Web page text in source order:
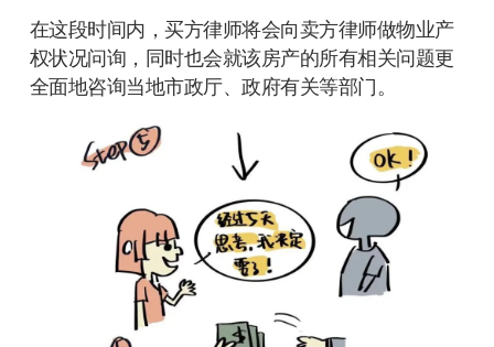
在这段时间内，买方律师将会向卖方律师做物业产
权状况问询，同时也会就该房产的所有相关问题更
全面地咨询当地市政厅、政府有关等部门。